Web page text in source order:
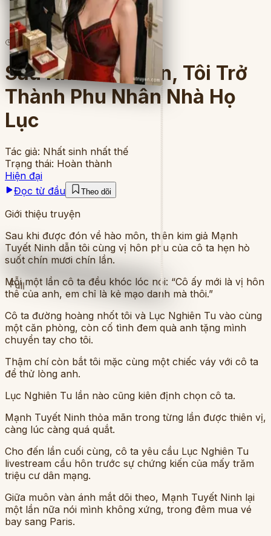
Full
12lượt đọc· 7chương
Sau Khi Thế Thân, Tôi Trở
Thành Phu Nhân Nhà Họ
Lục
Tác giả: Nhất sinh nhất thế
Trạng thái: Hoàn thành
Hiện đại
Đọc từ đầu
Theo dõi
Giới thiệu truyện
Sau khi được đón về hào môn, thiên kim giả Mạnh
Tuyết Ninh dẫn tôi cùng vị hôn phu của cô ta hẹn hò
suốt chín mươi chín lần.
Mỗi một lần cô ta đều khóc lóc nói: “Cô ấy mới là vị hôn
thê của anh, em chỉ là kẻ mạo danh mà thôi.”
Cô ta đường hoàng nhốt tôi và Lục Nghiên Tu vào cùng
một căn phòng, còn cố tình đem quà anh tặng mình
chuyển tay cho tôi.
Thậm chí còn bắt tôi mặc cùng một chiếc váy với cô ta
để thử lòng anh.
Lục Nghiên Tu lần nào cũng kiên định chọn cô ta.
Mạnh Tuyết Ninh thỏa mãn trong từng lần được thiên vị,
càng lúc càng quá quắt.
Cho đến lần cuối cùng, cô ta yêu cầu Lục Nghiên Tu
livestream cầu hôn trước sự chứng kiến của mấy trăm
triệu cư dân mạng.
Giữa muôn vàn ánh mắt dõi theo, Mạnh Tuyết Ninh lại
một lần nữa nói mình không xứng, trong đêm mua vé
bay sang Paris.